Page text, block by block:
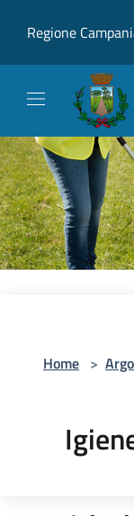
Regione
Home >